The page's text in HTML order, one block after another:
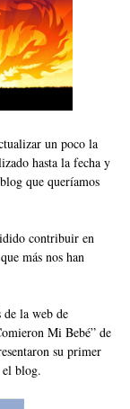
un poco la
hasta la fecha y
que queríamos
contribuir en
más nos han
de la web de
Mi Bebé” de
su primer
el blog.